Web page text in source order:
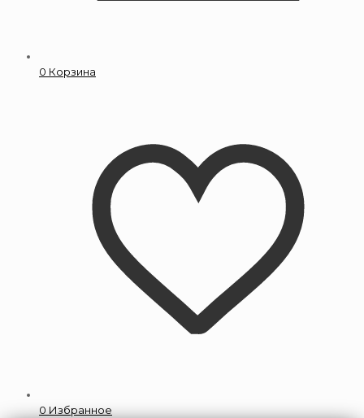
0 Корзина
0 Избранное